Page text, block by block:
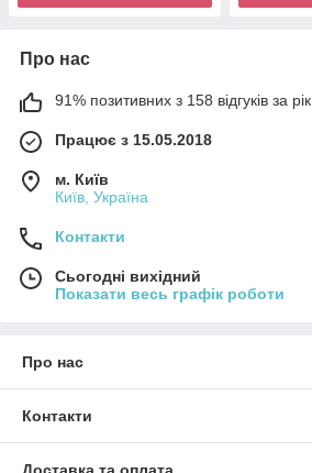
Про нас
91% позитивних з 158 відгуків за рік
Працює з 15.05.2018
м. Київ
Київ, Україна
Контакти
Сьогодні вихідний
Показати весь графік роботи
Про нас
Контакти